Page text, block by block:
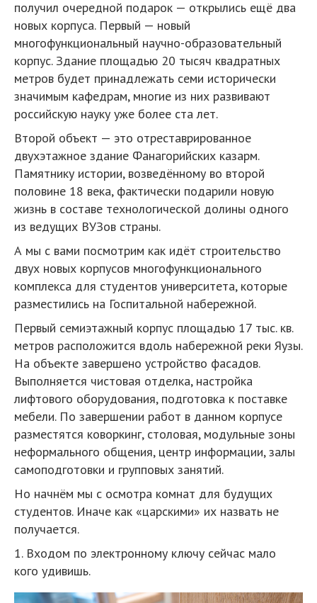
получил очередной подарок — открылись ещё два
новых корпуса. Первый — новый
многофункциональный научно-образовательный
корпус. Здание площадью 20 тысяч квадратных
метров будет принадлежать семи исторически
значимым кафедрам, многие из них развивают
российскую науку уже более ста лет.
Второй объект — это отреставрированное
двухэтажное здание Фанагорийских казарм.
Памятнику истории, возведённому во второй
половине 18 века, фактически подарили новую
жизнь в составе технологической долины одного
из ведущих ВУЗов страны.
А мы с вами посмотрим как идёт строительство
двух новых корпусов многофункционального
комплекса для студентов университета, которые
разместились на Госпитальной набережной.
Первый семиэтажный корпус площадью 17 тыс. кв.
метров расположится вдоль набережной реки Яузы.
На объекте завершено устройство фасадов.
Выполняется чистовая отделка, настройка
лифтового оборудования, подготовка к поставке
мебели. По завершении работ в данном корпусе
разместятся коворкинг, столовая, модульные зоны
неформального общения, центр информации, залы
самоподготовки и групповых занятий.
Но начнём мы с осмотра комнат для будущих
студентов. Иначе как «царскими» их назвать не
получается.
1. Входом по электронному ключу сейчас мало
кого удивишь.